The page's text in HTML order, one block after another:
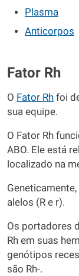
Plasma
Anticorpos
Fator Rh
O Fator Rh foi
sua equipe.
O Fator Rh
ABO. Ele está
localizado na
alelos (R e r).
Os portadores
Rh em suas
genótipos
são Rh-.